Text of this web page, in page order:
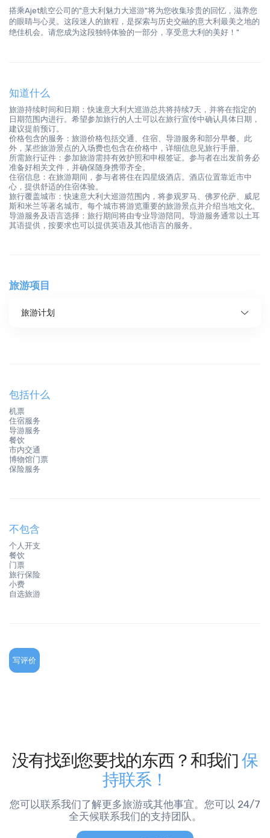
搭乘Ajet航空公司的"意大利魅力大巡游"将为您收集珍贵的回忆，滋养您
的眼睛与心灵。这段迷人的旅程，是探索与历史交融的意大利最美之地的
绝佳机会。请您成为这段独特体验的一部分，享受意大利的美好！"
知道什么
旅游持续时间和日期：快速意大利大巡游总共将持续7天，并将在指定的
日期范围内进行。希望参加旅行的人士可以在旅行宣传中确认具体日期，
建议提前预订。
价格包含的服务：旅游价格包括交通、住宿、导游服务和部分早餐。此
外，某些旅游景点的入场费也包含在价格中，详细信息见旅行手册。
所需旅行证件：参加旅游需持有效护照和申根签证。参与者在出发前务必
准备好相关文件，并确保随身携带齐全。
住宿信息：在旅游期间，参与者将住在四星级酒店。酒店位置靠近市中
心，提供舒适的住宿体验。
旅行覆盖城市：快速意大利大巡游范围内，将参观罗马、佛罗伦萨、威尼
斯和米兰等著名城市。每个城市将游览重要的旅游景点并介绍当地文化。
导游服务及语言选择：旅行期间将由专业导游陪同。导游服务通常以土耳
其语提供，按要求也可以提供英语及其他语言的服务。
旅游项目
旅游计划
包括什么
机票
住宿服务
导游服务
餐饮
市内交通
博物馆门票
保险服务
不包含
个人开支
餐饮
门票
旅行保险
小费
自选旅游
写评价
没有找到您要找的东西？和我们保
持联系！
您可以联系我们了解更多旅游或其他事宜。您可以 24/7
全天候联系我们的支持团队。